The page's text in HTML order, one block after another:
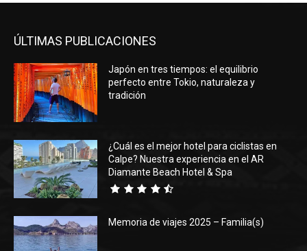
ÚLTIMAS PUBLICACIONES
Japón en tres tiempos: el equilibrio
perfecto entre Tokio, naturaleza y
tradición
¿Cuál es el mejor hotel para ciclistas en
Calpe? Nuestra experiencia en el AR
Diamante Beach Hotel & Spa
Memoria de viajes 2025 – Familia(s)